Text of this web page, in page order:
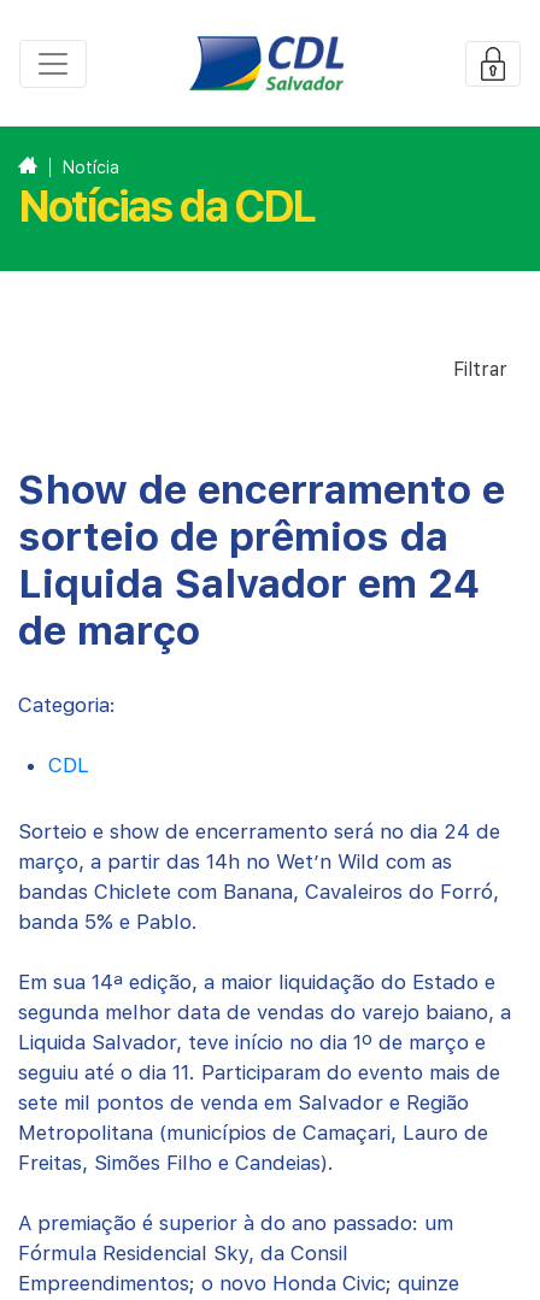
Notícia
Notícias da CDL
Filtrar
Show de encerramento e
sorteio de prêmios da
Liquida Salvador em 24
de março
Categoria:
CDL
Sorteio e show de encerramento será no dia 24 de
março, a partir das 14h no Wet’n Wild com as
bandas Chiclete com Banana, Cavaleiros do Forró,
banda 5% e Pablo.
Em sua 14ª edição, a maior liquidação do Estado e
segunda melhor data de vendas do varejo baiano, a
Liquida Salvador, teve início no dia 1º de março e
seguiu até o dia 11. Participaram do evento mais de
sete mil pontos de venda em Salvador e Região
Metropolitana (municípios de Camaçari, Lauro de
Freitas, Simões Filho e Candeias).
A premiação é superior à do ano passado: um
Fórmula Residencial Sky, da Consil
Empreendimentos; o novo Honda Civic; quinze